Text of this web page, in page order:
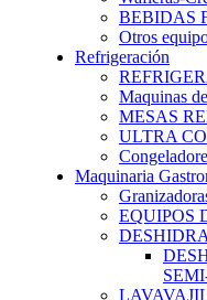
BEBIDAS
Otros
Refrigeración
Maquinas
MESAS
ULTRA
Maquinaria
EQUIPOS